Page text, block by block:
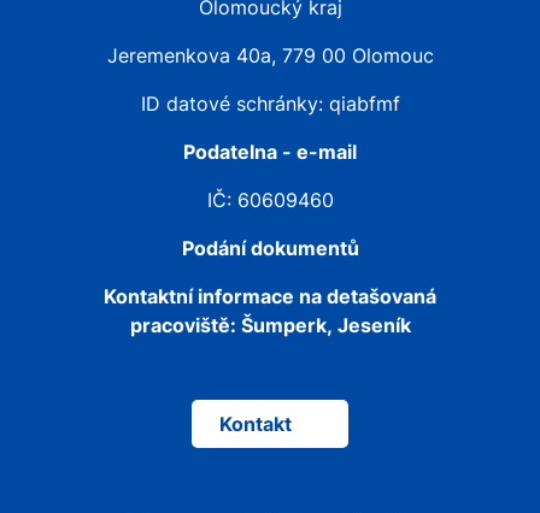
Olomoucký kraj
Jeremenkova 40a, 779 00 Olomouc
ID datové schránky: qiabfmf
Podatelna - e-mail
IČ: 60609460
Podání dokumentů
Kontaktní informace na detašovaná
pracoviště: Šumperk, Jeseník
Kontakt